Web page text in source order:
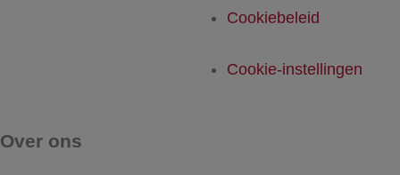
Cookiebeleid
Cookie-instellingen
Over ons